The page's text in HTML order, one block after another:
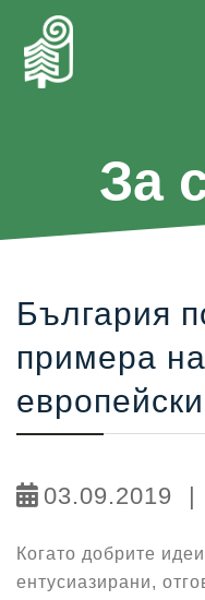
За
България
примера
03.09.2019 |
Когато добрите
ентусиазирани,